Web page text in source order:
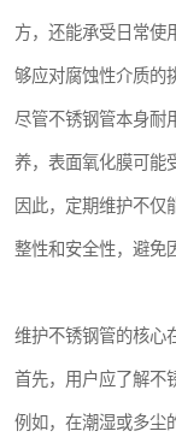
方，还能承受日常使
够应对腐蚀性介质的
尽管不锈钢管本身耐
养，表面氧化膜可能
因此，定期维护不仅
整性和安全性，避免
维护不锈钢管的核心
首先，用户应了解不
例如，在潮湿或多尘